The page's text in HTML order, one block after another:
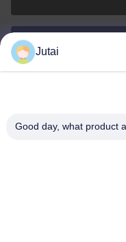
El correo
Jutai
Good day, what product